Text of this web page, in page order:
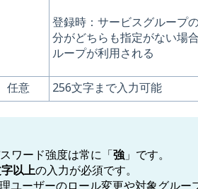
登録時：サービスグループ
分がどちらも指定がない場
ループが利用される
任意 256文字まで入力可能
ワード強度は常に「強」です。
以上の入力が必須です。
ユーザーのロール変更や対象グルー